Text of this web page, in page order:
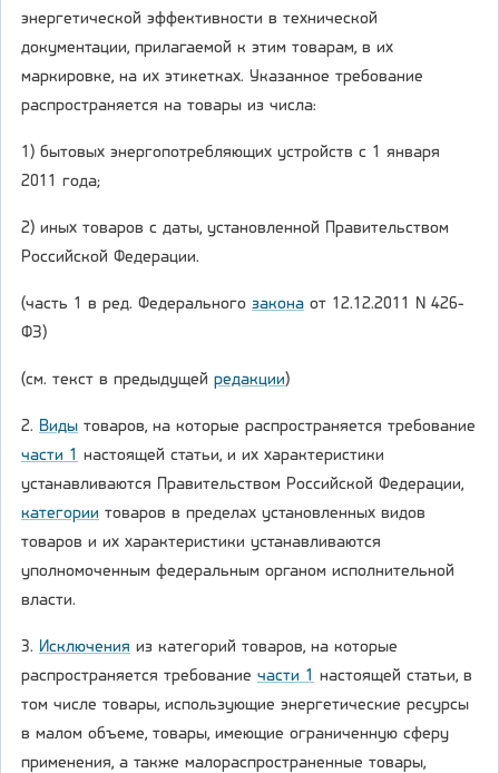
энергетической эффективности в технической
документации, прилагаемой к этим товарам, в их
маркировке, на их этикетках. Указанное требование
распространяется на товары из числа:
1) бытовых энергопотребляющих устройств с 1 января
2011 года;
2) иных товаров с даты, установленной Правительством
Российской Федерации.
(часть 1 в ред. Федерального закона от 12.12.2011 N 426-
ФЗ)
(см. текст в предыдущей редакции)
2. Виды товаров, на которые распространяется требование
части 1 настоящей статьи, и их характеристики
устанавливаются Правительством Российской Федерации,
категории товаров в пределах установленных видов
товаров и их характеристики устанавливаются
уполномоченным федеральным органом исполнительной
власти.
3. Исключения из категорий товаров, на которые
распространяется требование части 1 настоящей статьи, в
том числе товары, использующие энергетические ресурсы
в малом объеме, товары, имеющие ограниченную сферу
применения, а также малораспространенные товары,